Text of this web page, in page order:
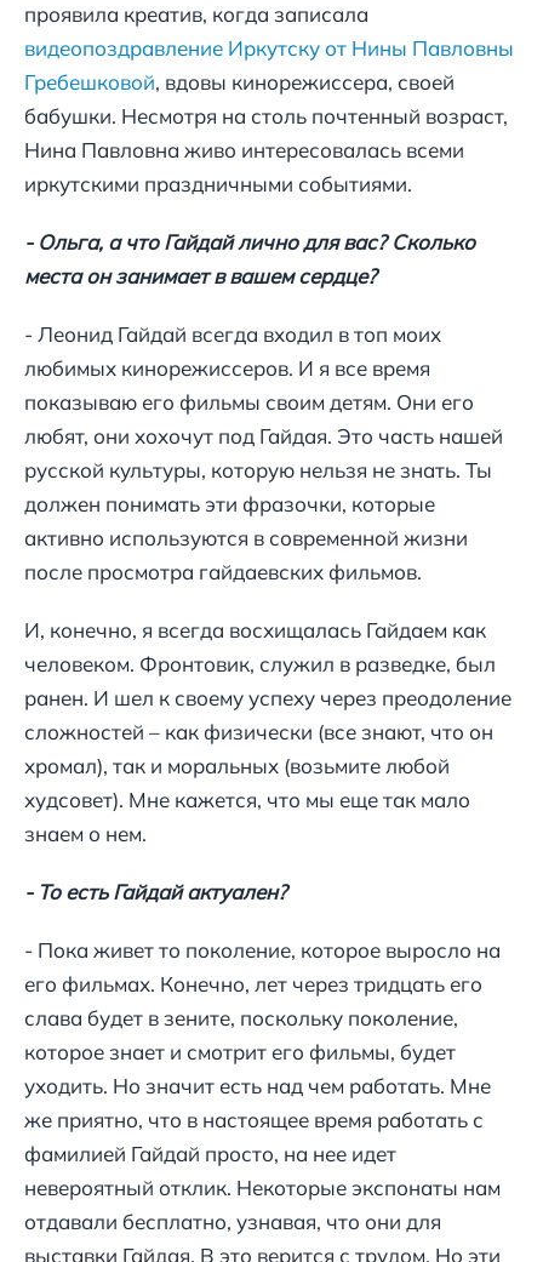
проявила креатив, когда записала
видеопоздравление Иркутску от Нины Павловны
Гребешковой, вдовы кинорежиссера, своей
бабушки. Несмотря на столь почтенный возраст,
Нина Павловна живо интересовалась всеми
иркутскими праздничными событиями.
- Ольга, а что Гайдай лично для вас? Сколько
места он занимает в вашем сердце?
- Леонид Гайдай всегда входил в топ моих
любимых кинорежиссеров. И я все время
показываю его фильмы своим детям. Они его
любят, они хохочут под Гайдая. Это часть нашей
русской культуры, которую нельзя не знать. Ты
должен понимать эти фразочки, которые
активно используются в современной жизни
после просмотра гайдаевских фильмов.
И, конечно, я всегда восхищалась Гайдаем как
человеком. Фронтовик, служил в разведке, был
ранен. И шел к своему успеху через преодоление
сложностей – как физически (все знают, что он
хромал), так и моральных (возьмите любой
худсовет). Мне кажется, что мы еще так мало
знаем о нем.
- То есть Гайдай актуален?
- Пока живет то поколение, которое выросло на
его фильмах. Конечно, лет через тридцать его
слава будет в зените, поскольку поколение,
которое знает и смотрит его фильмы, будет
уходить. Но значит есть над чем работать. Мне
же приятно, что в настоящее время работать с
фамилией Гайдай просто, на нее идет
невероятный отклик. Некоторые экспонаты нам
отдавали бесплатно, узнавая, что они для
выставки Гайдая. В это верится с трудом. Но эти